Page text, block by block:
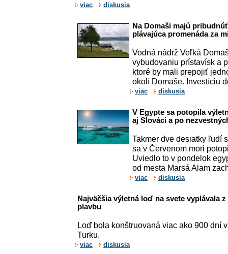
viac diskusia
Na Domaši majú
plávajúca promenáda za
Vodná nádrž Veľká
vybudovaniu prístavísk a
ktoré by mali prepojiť
okolí Domaše. Investíciu
viac diskusia
V Egypte sa potopila
aj Slováci a po
Takmer dve desiatky ľudí
sa v Červenom mori
Uviedlo to v pondelok
od mesta Marsá Alam
viac diskusia
Najväčšia výletná loď na svete vyplávala
plavbu
Loď bola konštruovaná viac ako 900 dní
Turku.
viac diskusia